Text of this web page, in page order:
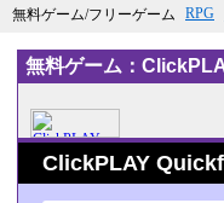
無料ゲーム/フリーゲーム RPG
無料ゲーム：
ClickPLAY